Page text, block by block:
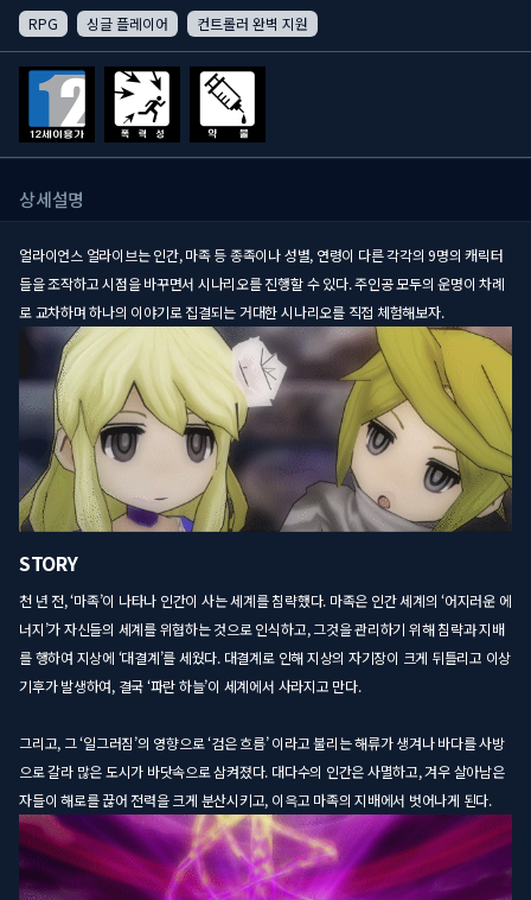
RPG 싱글 플레이어 컨트롤러 완벽 지원
상세설명
얼라이언스 얼라이브는 인간, 마족 등 종족이나 성별, 연령이 다른 각각의 9명의 캐릭터
들을 조작하고 시점을 바꾸면서 시나리오를 진행할 수 있다. 주인공 모두의 운명이 차례
로 교차하며 하나의 이야기로 집결되는 거대한 시나리오를 직접 체험해보자.
STORY
천 년 전, ‘마족’이 나타나 인간이 사는 세계를 침략했다. 마족은 인간 세계의 ‘어지러운 에
너지’가 자신들의 세계를 위협하는 것으로 인식하고, 그것을 관리하기 위해 침략과 지배
를 행하여 지상에 ‘대결계’를 세웠다. 대결계로 인해 지상의 자기장이 크게 뒤틀리고 이상
기후가 발생하여, 결국 ‘파란 하늘’이 세계에서 사라지고 만다.
그리고, 그 ‘일그러짐’의 영향으로 ‘검은 흐름’ 이라고 불리는 해류가 생겨나 바다를 사방
으로 갈라 많은 도시가 바닷속으로 삼켜졌다. 대다수의 인간은 사멸하고, 겨우 살아남은
자들이 해로를 끊어 전력을 크게 분산시키고, 이윽고 마족의 지배에서 벗어나게 된다.